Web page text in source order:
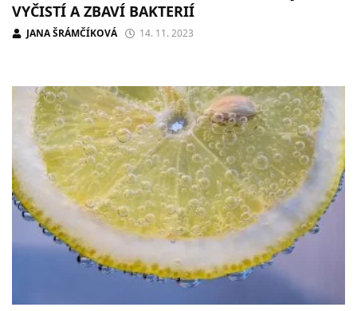
VYČISTÍ A ZBAVÍ BAKTERIÍ
JANA ŠRÁMČÍKOVÁ 14. 11. 2023